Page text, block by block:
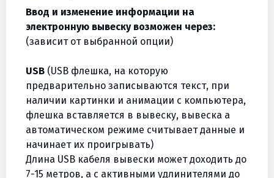
Ввод и изменение информации на
электронную вывеску возможен через:
(зависит от выбранной опции)
USB (USB флешка, на которую
предварительно записываются текст, при
наличии картинки и анимации с компьютера,
флешка вставляется в вывеску, вывеска а
автоматическом режиме считывает данные и
начинает их проигрывать)
Длина USB кабеля вывески может доходить до
7-15 метров, а с активными удлинителями до